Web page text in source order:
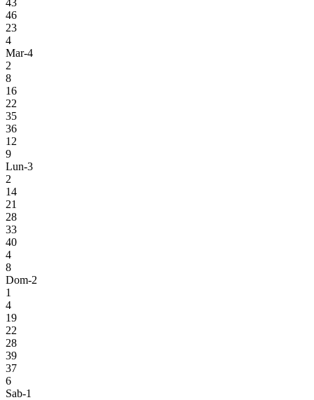
46
23
4
Mar-4
2
8
16
22
35
36
12
9
Lun-3
2
14
21
28
33
40
4
8
Dom-2
1
4
19
22
28
39
37
6
Sab-1